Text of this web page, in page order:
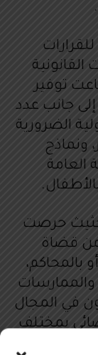
توفير
إلى جانب عدد
الضرورية
ونماذج
العامة
حثيث حرصت
من قضاة
بالمحاكم،
في المجال
بمختلف